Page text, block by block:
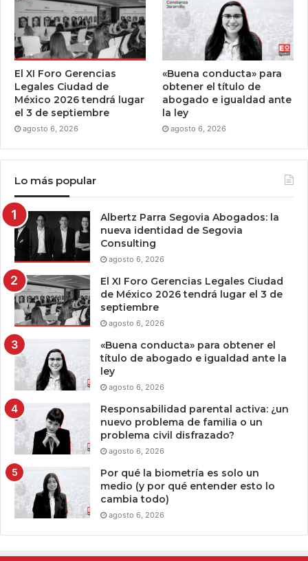
El XI Foro Gerencias
Legales Ciudad de
México 2026 tendrá lugar
el 3 de septiembre
agosto 6, 2026
«Buena conducta» para
obtener el título de
abogado e igualdad ante
la ley
agosto 6, 2026
Lo más popular
Albertz Parra Segovia Abogados: la
nueva identidad de Segovia
Consulting
agosto 6, 2026
El XI Foro Gerencias Legales Ciudad
de México 2026 tendrá lugar el 3 de
septiembre
agosto 6, 2026
«Buena conducta» para obtener el
título de abogado e igualdad ante la
ley
agosto 6, 2026
Responsabilidad parental activa: ¿un
nuevo problema de familia o un
problema civil disfrazado?
agosto 6, 2026
Por qué la biometría es solo un
medio (y por qué entender esto lo
cambia todo)
agosto 6, 2026